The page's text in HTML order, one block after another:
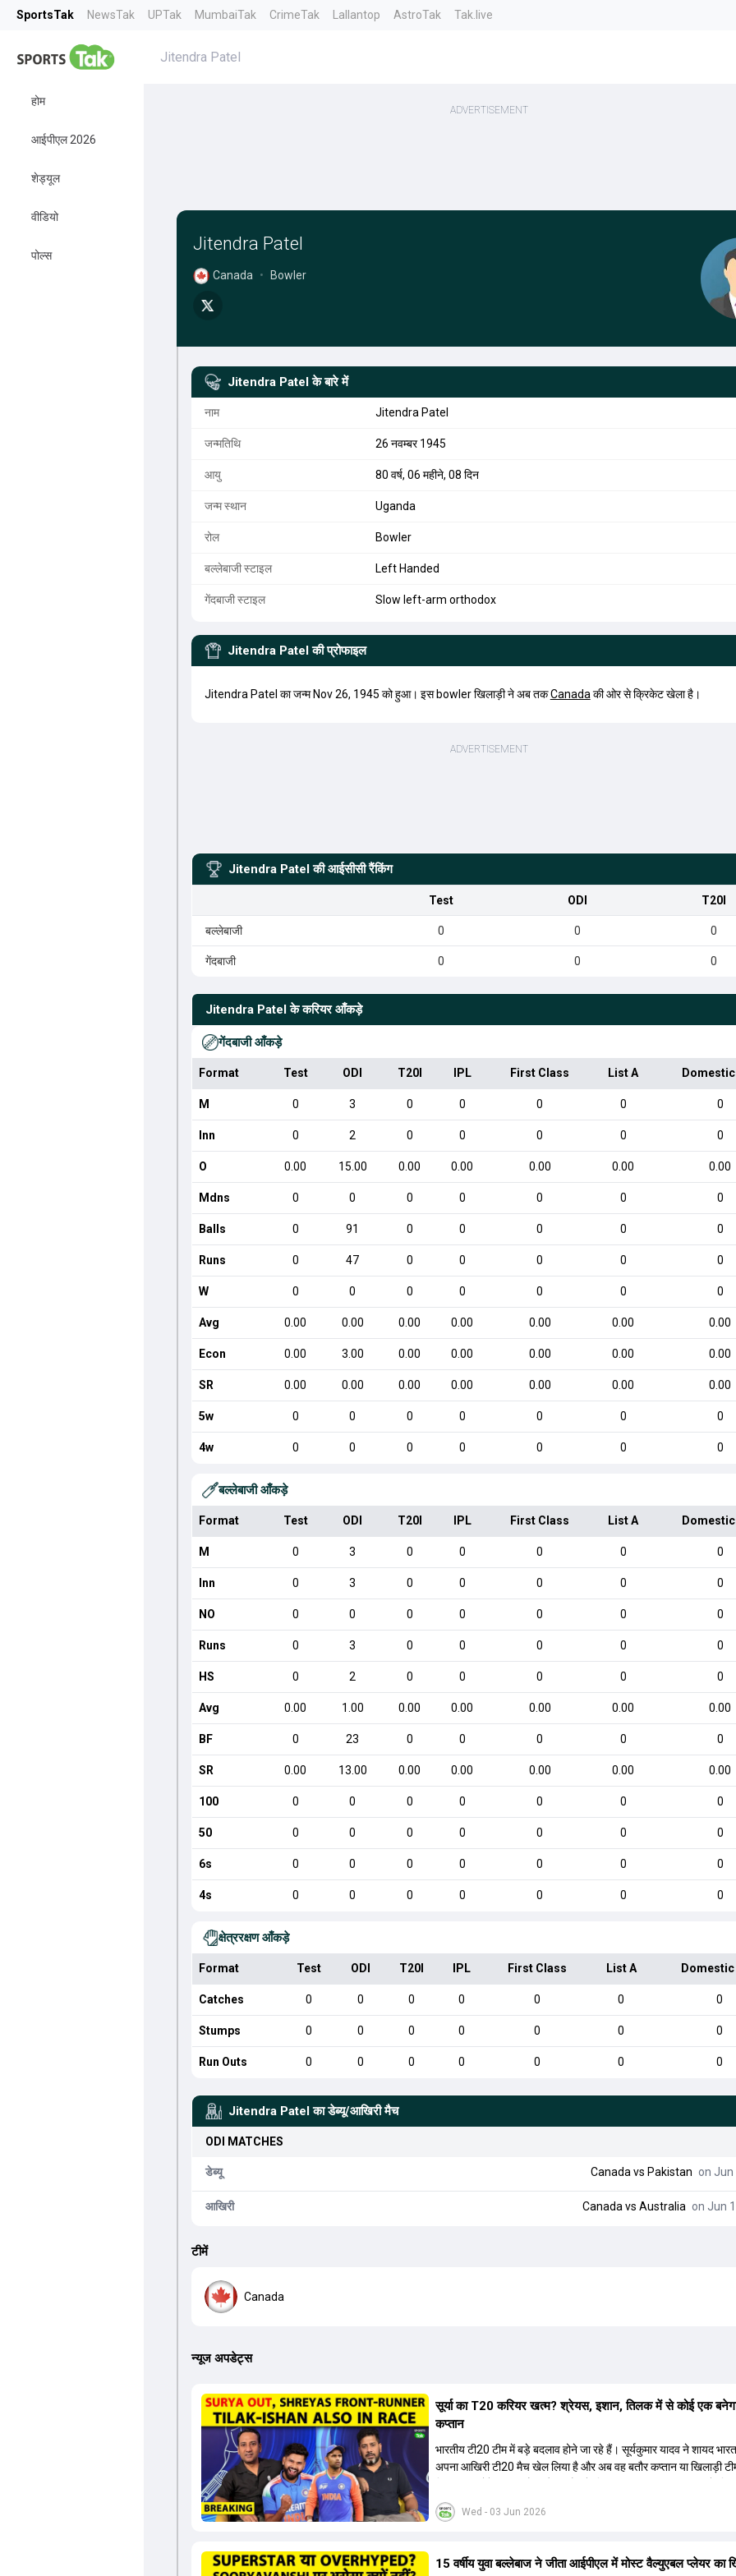
SportsTak NewsTak UPTak MumbaiTak CrimeTak Lallantop AstroTak Tak.live
होम
आईपीएल 2026
शेड्यूल
वीडियो
पोल्स
Jitendra Patel
Jitendra Patel
Canada • Bowler
Jitendra Patel के बारे में
नाम Jitendra Patel
जन्मतिथि 26 नवम्बर 1945
आयु 80 वर्ष, 06 महीने, 08 दिन
जन्म स्थान Uganda
रोल Bowler
बल्लेबाजी स्टाइल Left Handed
गेंदबाजी स्टाइल Slow left-arm orthodox
Jitendra Patel की प्रोफाइल
Jitendra Patel का जन्म Nov 26, 1945 को हुआ। इस bowler खिलाड़ी ने अब तकCanada की ओर से क्रिकेट खेला है।
Jitendra Patel की आईसीसी रैंकिंग
Test ODI T20I
बल्लेबाजी 0 0 0
गेंदबाजी 0 0 0
Jitendra Patel के करियर आँकड़े
गेंदबाजी आँकड़े
Format Test ODI T20I IPL First Class List A
M 0 3 0 0 0 0 0
Inn 0 2 0 0 0 0 0
O 0.00 15.00 0.00 0.00 0.00 0.00 0.00
Mdns 0 0 0 0 0 0 0
Balls 0 91 0 0 0 0 0
Runs 0 47 0 0 0 0 0
W 0 0 0 0 0 0 0
Avg 0.00 0.00 0.00 0.00 0.00 0.00 0.00
Econ 0.00 3.00 0.00 0.00 0.00 0.00 0.00
SR 0.00 0.00 0.00 0.00 0.00 0.00 0.00
5w 0 0 0 0 0 0 0
4w 0 0 0 0 0 0 0
बल्लेबाजी आँकड़े
Format Test ODI T20I IPL First Class List A
M 0 3 0 0 0 0 0
Inn 0 3 0 0 0 0 0
NO 0 0 0 0 0 0 0
Runs 0 3 0 0 0 0 0
HS 0 2 0 0 0 0 0
Avg 0.00 1.00 0.00 0.00 0.00 0.00 0.00
BF 0 23 0 0 0 0 0
SR 0.00 13.00 0.00 0.00 0.00 0.00 0.00
100 0 0 0 0 0 0 0
50 0 0 0 0 0 0 0
6s 0 0 0 0 0 0 0
4s 0 0 0 0 0 0 0
क्षेत्ररक्षण आँकड़े
Format Test ODI T20I IPL First Class List A
Catches 0 0 0 0 0 0 0
Stumps 0 0 0 0 0 0 0
Run Outs 0 0 0 0 0 0 0
Jitendra Patel का डेब्यू/आखिरी मैच
ODI MATCHES
डेब्यू Canada vs Pakistan on Jun
आखिरी Canada vs Australia on Jun
टीमें
Canada
न्यूज अपडेट्स
Wed - 03 Jun 2026
सूर्या का T20 करियर खत्म? श्रेयस, इशान, तिलक में से कोई एक
कप्तान
भारतीय टी20 टीम में बड़े बदलाव होने जा रहे हैं। सूर्यकुमार यादव ने शायद
अपना आखिरी टी20 मैच खेल लिया है और अब वह बतौर कप्तान या खिलाड़ी
की तलाश जारी है। इस रेस में श्रेयस अय्यर सबसे आगे चल रहे हैं। उनके
किशन और तिलक वर्मा भी कप्तानी के दावेदार हैं। अक्षर पटेल इस रेस में काफी
और संजू सैमसन पहली पसंद होंगे। इसके अलावा नीतीश रेड्डी को बतौर
15 वर्षीय युवा बल्लेबाज ने जीता आईपीएल में मोस्ट वैल्युएबल प्लेयर का